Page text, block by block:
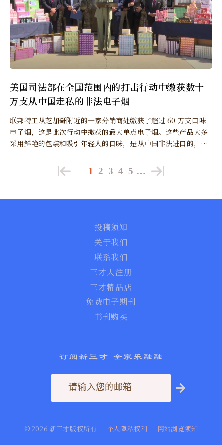
美国司法部在全国范围内的打击行动中缴获数十
万支从中国走私的非法电子烟
联邦特工从芝加哥附近的一家分销商处缴获了超过 60 万支口味
电子烟，这是此次行动中缴获的最大单点电子烟。这些产品大多
采用鲜艳的包装和吸引年轻人的口味，是从中国非法进口的，并
1 2 3 4 5 …
投稿须知
关于我们
联系我们
三才人注册
三才精品店
免费电子期刊
书刊购买
订阅新三才 全家乐融融
© 2026 新三才版权所有 个人隐私权利 网站浏览须知